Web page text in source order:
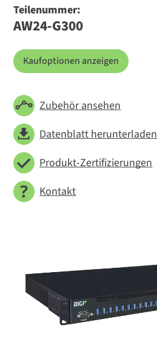
Teilenummer:
AW24-G300
Kaufoptionen anzeigen
Zubehör ansehen
Datenblatt herunterladen
Produkt-Zertifizierungen
Kontakt